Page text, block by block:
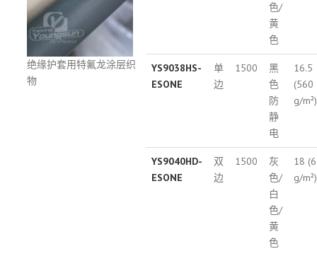
绝缘护套用特氟龙涂层织
物
色/
黄
色
YS9038HS-
ESONE
单
边
1500
黑
色
防
静
电
16.5
(560
g/m²)
YS9040HD-
ESONE
双
边
1500
灰
色/
白
色/
黄
色
18
g/m²)